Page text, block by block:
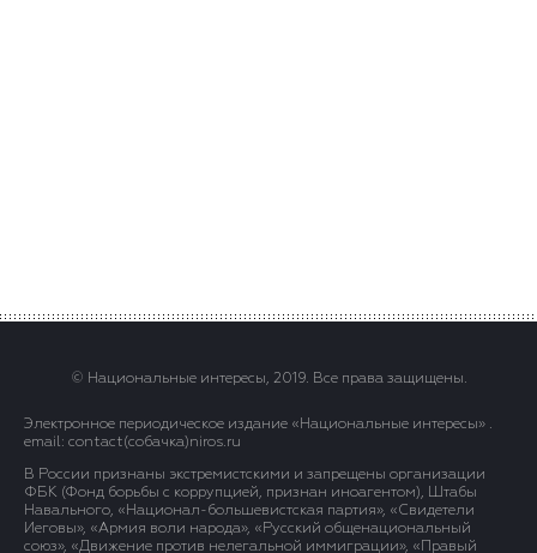
© Национальные интересы, 2019. Все права защищены.
Электронное периодическое издание «Национальные интересы» .
email: contact(сoбaчка)niros.ru
В России признаны экстремистскими и запрещены организации
ФБК (Фонд борьбы с коррупцией, признан иноагентом), Штабы
Навального, «Национал-большевистская партия», «Свидетели
Иеговы», «Армия воли народа», «Русский общенациональный
союз», «Движение против нелегальной иммиграции», «Правый